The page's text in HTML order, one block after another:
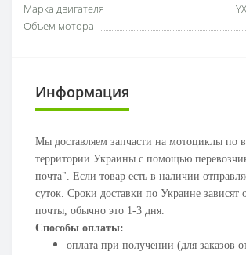
Марка двигателя
Объем мотора
Информация
Мы доставляем запчасти на мотоциклы по
территории Украины с помощью
почта". Если товар есть в наличии
суток. Сроки доставки по Украине зависят
почты, обычно это 1-3 дня.
Способы оплаты:
оплата при получении (для заказов